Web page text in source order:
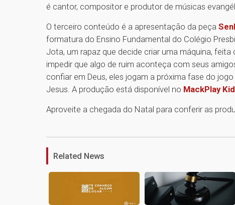
é cantor, compositor e produtor de músicas
O terceiro conteúdo é a apresentação da peça
formatura do Ensino Fundamental do Colégio
Jota, um rapaz que decide criar uma máquina,
impedir que algo de ruim aconteça com seus
confiar em Deus, eles jogam a próxima fase do
Jesus. A produção está disponível no MackPlay
Aproveite a chegada do Natal para conferir as
Related News